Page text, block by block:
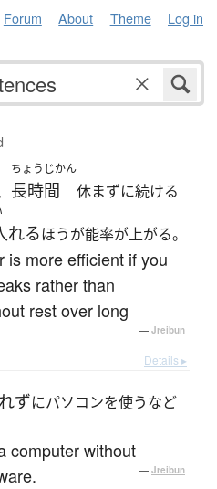
Forum About Theme Log in
ちょうじかん
長時間 休まずに続ける
れるほうが能率が上がる。
is more efficient if you
rather than
rest over long
— Jreibun
Details ▸
ずにパソコンを使うなど
computer without
— Jreibun